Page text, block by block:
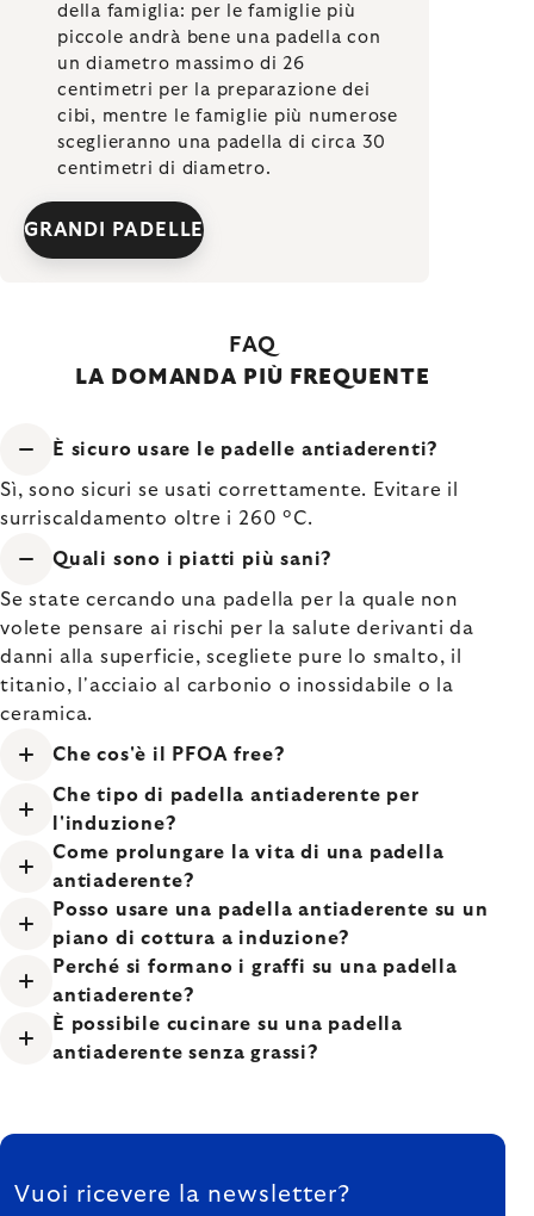
della famiglia: per le famiglie più
piccole andrà bene una padella con
un diametro massimo di 26
centimetri per la preparazione dei
cibi, mentre le famiglie più numerose
sceglieranno una padella di circa 30
centimetri di diametro.
GRANDI PADELLE
FAQ
LA DOMANDA PIÙ FREQUENTE
È sicuro usare le padelle antiaderenti?
Sì, sono sicuri se usati correttamente. Evitare il
surriscaldamento oltre i 260 °C.
Quali sono i piatti più sani?
Se state cercando una padella per la quale non
volete pensare ai rischi per la salute derivanti da
danni alla superficie, scegliete pure lo smalto, il
titanio, l'acciaio al carbonio o inossidabile o la
ceramica.
Che cos'è il PFOA free?
Che tipo di padella antiaderente per
l'induzione?
Come prolungare la vita di una padella
antiaderente?
Posso usare una padella antiaderente su un
piano di cottura a induzione?
Perché si formano i graffi su una padella
antiaderente?
È possibile cucinare su una padella
antiaderente senza grassi?
FOOTER
Vuoi ricevere la newsletter?